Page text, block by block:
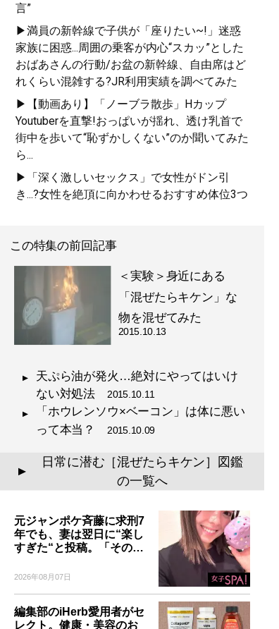
言”
▶満員の新幹線で子供が「座りたい~!」迷惑
家族に困惑...周囲の乗客が内心“スカッ”とした
おばあさんの行動/お盆の新幹線、自由席はど
れくらい混雑する?JR利用実績を調べてみた
▶【動画あり】「ノーブラ散歩」Hカップ
Youtuberを直撃!おっぱいが揺れ、透け乳首で
街中を歩いて“恥ずかしくない”のか聞いてみた
ら...
▶「深く激しいセックス」で女性がドン引
き...?女性を絶頂に向かわせるおすすめ体位3つ
この特集の前回記事
＜実験＞身近にある
「混ぜたらキケン」な
物を混ぜてみた
2015.10.13
天ぷら油が発火…絶対にやってはいけ
ない対処法 2015.10.11
「ホウレンソウ×ベーコン」は体に悪い
って本当？ 2015.10.09
▲
日常に潜む［混ぜたらキケン］図鑑
の一覧へ
元ジャンポケ斉藤に求刑7
年でも、妻は翌日に“楽し
すぎた“と投稿。「その…
2026年08月07日
編集部のiHerb愛用者がセ
レクト。健康・美容のお